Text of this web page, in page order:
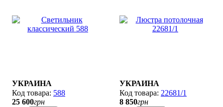
УКРАИНА
588
25 600грн
УКРАИНА
22681/1
8 850грн